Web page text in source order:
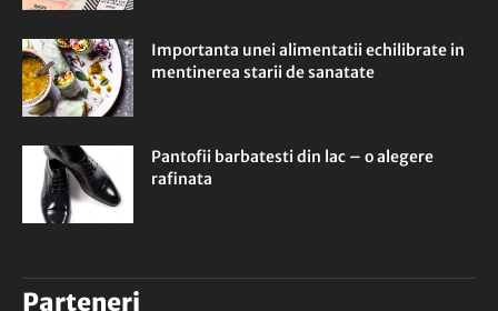
Importanta unei alimentatii echilibrate in
mentinerea starii de sanatate
Pantofii barbatesti din lac – o alegere
rafinata
Parteneri